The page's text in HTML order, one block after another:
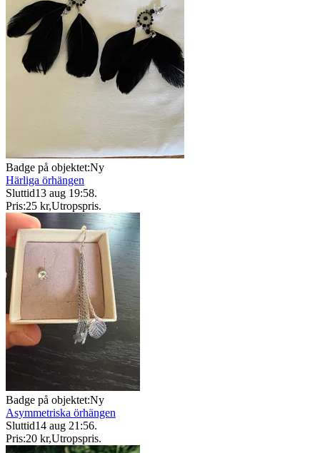
Badge på objektet:Ny
Härliga örhängen
Sluttid13 aug 19:58.
Pris:25 kr,Utropspris.
Badge på objektet:Ny
Asymmetriska örhängen
Sluttid14 aug 21:56.
Pris:20 kr,Utropspris.